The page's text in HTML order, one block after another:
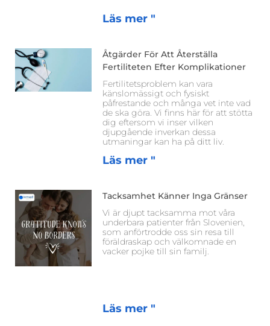
Läs mer "
Åtgärder För Att Återställa
Fertiliteten Efter Komplikationer
Fertilitetsproblem kan vara
känslomässigt och fysiskt
påfrestande och många vet inte vad
de ska göra. Vi finns här för att stötta
dig eftersom vi inser vilken
djupgående inverkan dessa
utmaningar kan ha på ditt liv.
Läs mer "
Tacksamhet Känner Inga Gränser
Vi är djupt tacksamma mot våra
underbara patienter från Slovenien,
som anförtrodde oss sin resa till
föräldraskap och välkomnade en
vacker pojke till sin familj.
Läs mer "